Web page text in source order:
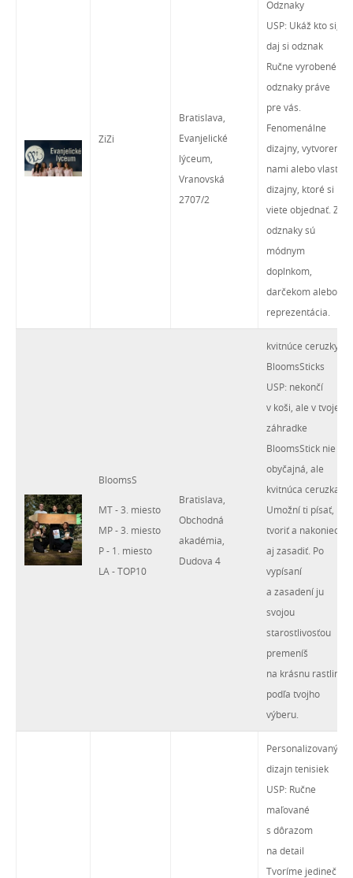
ZiZi
Bratislava,
Evanjelické
lýceum,
Vranovská
2707/2
Odznaky
USP: Ukáž kto si,
daj si odznak
Ručne vyrobené
odznaky práve
pre vás.
Fenomenálne
dizajny, vytvorené
nami alebo vlastné
dizajny, ktoré si
viete objednať. ZiZi
odznaky sú
módnym
doplnkom,
darčekom alebo
reprezentácia.
BloomsS
MT - 3. miesto
MP - 3. miesto
P - 1. miesto
LA - TOP10
Bratislava,
Obchodná
akadémia,
Dudova 4
kvitnúce ceruzky
BloomsSticks
USP: nekončí
v koši, ale v tvojej
záhradke
BloomsStick nie je
obyčajná, ale
kvitnúca ceruzka.
Umožní ti písať,
tvoriť a nakoniec ju
aj zasadiť. Po
vypísaní
a zasadení ju
svojou
starostlivosťou
premeníš
na krásnu rastlinku
podľa tvojho
výberu.
Personalizovaný
dizajn tenisiek
USP: Ručne
maľované
s dôrazom
na detail
Tvoríme jedinečné